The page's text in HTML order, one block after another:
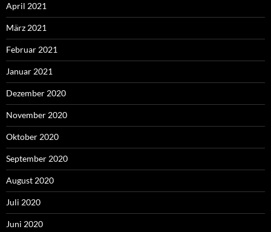
April 2021
März 2021
Februar 2021
Januar 2021
Dezember 2020
November 2020
Oktober 2020
September 2020
August 2020
Juli 2020
Juni 2020